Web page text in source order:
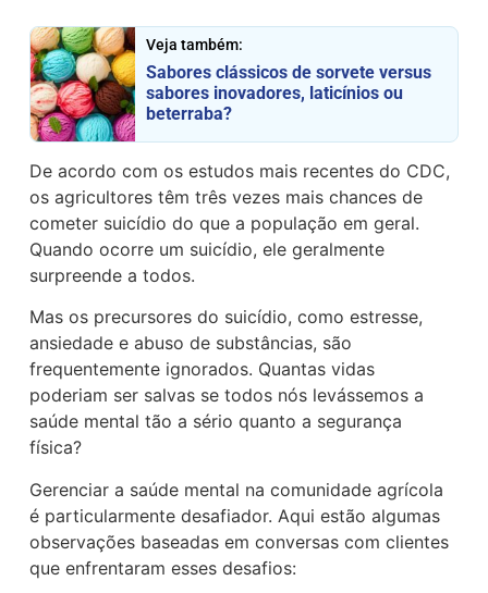
Veja também:
Sabores clássicos de sorvete versus
sabores inovadores, laticínios ou
beterraba?
De acordo com os estudos mais recentes do CDC,
os agricultores têm três vezes mais chances de
cometer suicídio do que a população em geral.
Quando ocorre um suicídio, ele geralmente
surpreende a todos.
Mas os precursores do suicídio, como estresse,
ansiedade e abuso de substâncias, são
frequentemente ignorados. Quantas vidas
poderiam ser salvas se todos nós levássemos a
saúde mental tão a sério quanto a segurança
física?
Gerenciar a saúde mental na comunidade agrícola
é particularmente desafiador. Aqui estão algumas
observações baseadas em conversas com clientes
que enfrentaram esses desafios: